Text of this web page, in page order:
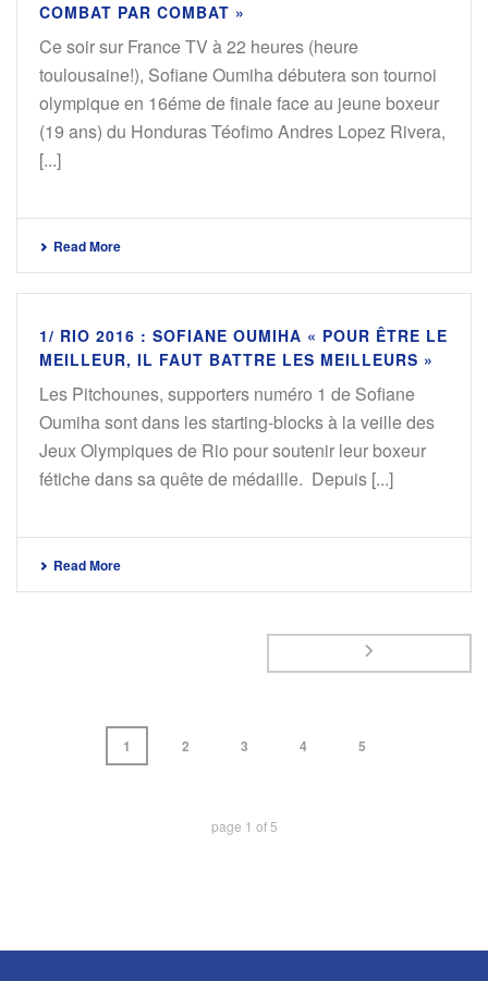
COMBAT PAR COMBAT »
Ce soir sur France TV à 22 heures (heure
toulousaine!), Sofiane Oumiha débutera son tournoi
olympique en 16éme de finale face au jeune boxeur
(19 ans) du Honduras Téofimo Andres Lopez Rivera,
[...]
Read More
1/ RIO 2016 : SOFIANE OUMIHA « POUR ÊTRE LE
MEILLEUR, IL FAUT BATTRE LES MEILLEURS »
Les Pitchounes, supporters numéro 1 de Sofiane
Oumiha sont dans les starting-blocks à la veille des
Jeux Olympiques de Rio pour soutenir leur boxeur
fétiche dans sa quête de médaille. Depuis [...]
Read More
1 2 3 4 5
page 1 of 5